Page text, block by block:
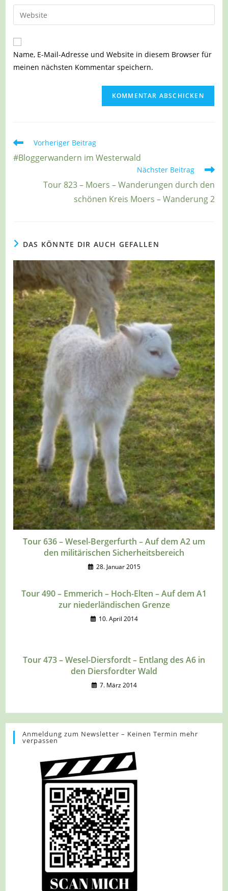
zum
Kommentieren
ein
E-
Mail-
zum
Kommentieren
ein
Gib
deine
Website-
URL
Name, E-Mail-Adresse und Website in diesem Browser für
meinen nächsten Kommentar speichern.
Weitere
Artikel
ansehen
Vorheriger Beitrag
#Bloggerwandern im Westerwald
Nächster Beitrag
Tour 823 – Moers – Wanderungen durch den
schönen Kreis Moers – Wanderung 2
DAS KÖNNTE DIR AUCH GEFALLEN
Tour 636 – Wesel-Bergerfurth – Auf dem A2 um
den militärischen Sicherheitsbereich
28. Januar 2015
Tour 490 – Emmerich – Hoch-Elten – Auf dem A1
zur niederländischen Grenze
10. April 2014
Tour 473 – Wesel-Diersfordt – Entlang des A6 in
den Diersfordter Wald
7. März 2014
Anmeldung zum Newsletter – Keinen Termin mehr
verpassen